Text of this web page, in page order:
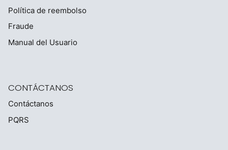
Política de reembolso
Fraude
Manual del Usuario
CONTÁCTANOS
Contáctanos
PQRS